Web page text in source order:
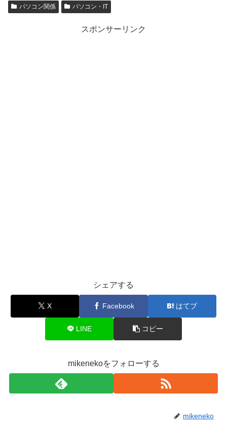
パソコン関係 パソコン・IT
スポンサーリンク
シェアする
X Facebook はてブ
LINE コピー
mikenekoをフォローする
mikeneko